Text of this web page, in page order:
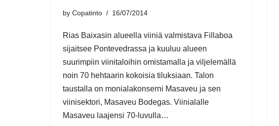
by Copatinto 16/07/2014
Rias Baixasin alueella viiniä valmistava Fillaboa
sijaitsee Pontevedrassa ja kuuluu alueen
suurimpiin viinitaloihin omistamalla ja viljelemällä
noin 70 hehtaarin kokoisia tiluksiaan. Talon
taustalla on monialakonserni Masaveu ja sen
viinisektori, Masaveu Bodegas. Viinialalle
Masaveu laajensi 70-luvulla…